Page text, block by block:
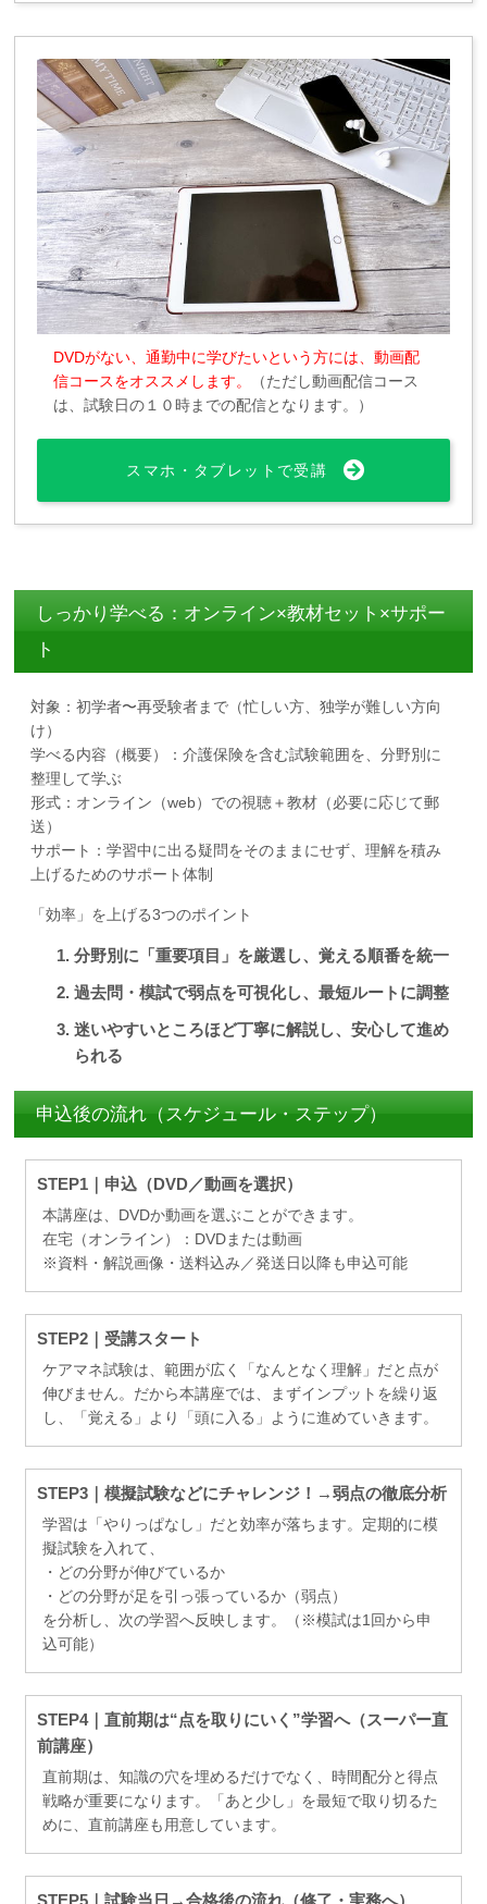
DVDがない、通勤中に学びたいという方には、動画配
信コースをオススメします。
（ただし動画配信コース
は、試験日の１０時までの配信となります。）
スマホ・タブレットで受講
しっかり学べる：オンライン×教材セット×サポー
ト
対象：初学者〜再受験者まで（忙しい方、独学が難しい方向
け）
学べる内容（概要）：介護保険を含む試験範囲を、分野別に
整理して学ぶ
形式：オンライン（web）での視聴＋教材（必要に応じて郵
送）
サポート：学習中に出る疑問をそのままにせず、理解を積み
上げるためのサポート体制
「効率」を上げる3つのポイント
分野別に「重要項目」を厳選し、覚える順番を統一
過去問・模試で弱点を可視化し、最短ルートに調整
迷いやすいところほど丁寧に解説し、安心して進め
られる
申込後の流れ（スケジュール・ステップ）
STEP1｜申込（DVD／動画を選択）
本講座は、DVDか動画を選ぶことができます。
在宅（オンライン）：DVDまたは動画
※資料・解説画像・送料込み／発送日以降も申込可能
STEP2｜受講スタート
ケアマネ試験は、範囲が広く「なんとなく理解」だと点が
伸びません。だから本講座では、まずインプットを繰り返
し、「覚える」より「頭に入る」ように進めていきます。
STEP3｜模擬試験などにチャレンジ！→弱点の徹底分析
学習は「やりっぱなし」だと効率が落ちます。定期的に模
擬試験を入れて、
・どの分野が伸びているか
・どの分野が足を引っ張っているか（弱点）
を分析し、次の学習へ反映します。（※模試は1回から申
込可能）
STEP4｜直前期は“点を取りにいく”学習へ（スーパー直
前講座）
直前期は、知識の穴を埋めるだけでなく、時間配分と得点
戦略が重要になります。「あと少し」を最短で取り切るた
めに、直前講座も用意しています。
STEP5｜試験当日→合格後の流れ（修了・実務へ）